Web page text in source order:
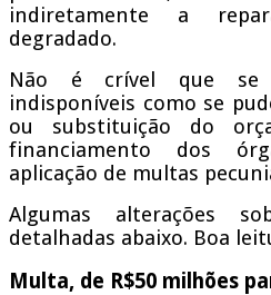
indiretamente a
degradado.
Não é crível que se
indisponíveis como se
ou substituição do
financiamento dos
aplicação de multas
Algumas alterações
detalhadas abaixo. Boa
Multa, de R$50 milhões